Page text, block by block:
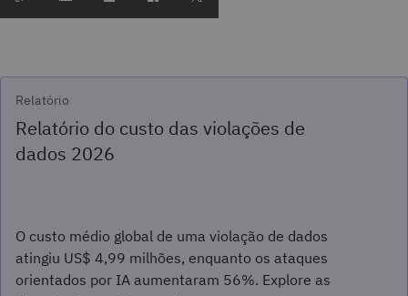
Relatório
Relatório do custo das violações de
dados 2026
O custo médio global de uma violação de dados
atingiu US$ 4,99 milhões, enquanto os ataques
orientados por IA aumentaram 56%. Explore as